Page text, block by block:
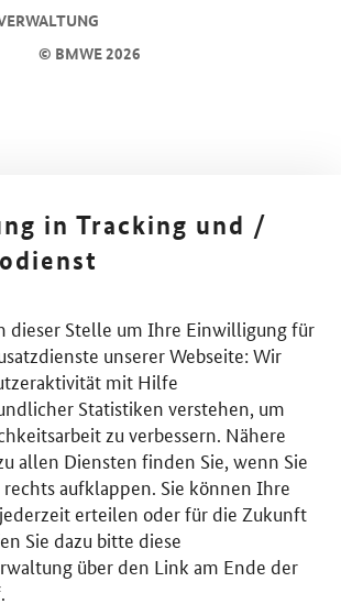
© BMWE 2026
in Tracking und /
dieser Stelle um Ihre Einwilligung für
unserer Webseite: Wir
mit Hilfe
Statistiken verstehen, um
zu verbessern. Nähere
allen Diensten finden Sie, wenn Sie
aufklappen. Sie können Ihre
erteilen oder für die Zukunft
Sie dazu bitte diese
über den Link am Ende der